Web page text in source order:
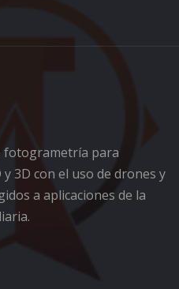
fotogrametría para
3D con el uso de drones y
a aplicaciones de la